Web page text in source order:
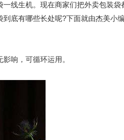
线生机。现在商家们把外卖包装袋
到底有哪些长处呢?下面就由杰美小编
响，可循环运用。